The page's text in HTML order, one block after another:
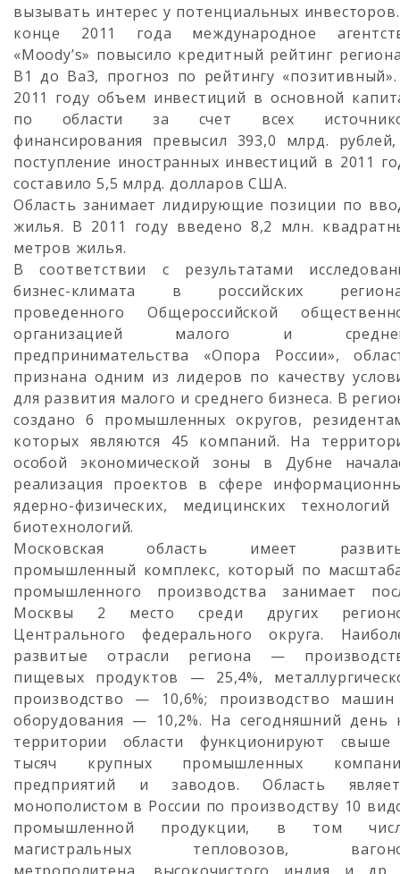
вызывать интерес у потенциальных
конце 2011 года международное
«Moody’s» повысило кредитный рейтинг
B1 до Ba3, прогноз по рейтингу
2011 году объем инвестиций в основной
по области за счет всех
финансирования превысил 393,0 млрд.
поступление иностранных инвестиций в 2011
составило 5,5 млрд. долларов США.
Область занимает лидирующие позиции по
жилья. В 2011 году введено 8,2 млн.
метров жилья.
В соответствии с результатами
бизнес-климата в российских
проведенного Общероссийской
организацией малого и
предпринимательства «Опора России»,
признана одним из лидеров по качеству
для развития малого и среднего бизнеса. В
создано 6 промышленных округов,
которых являются 45 компаний. На
особой экономической зоны в Дубне
реализация проектов в сфере
ядерно-физических, медицинских
биотехнологий.
Московская область имеет
промышленный комплекс, который по
промышленного производства занимает
Москвы 2 место среди других
Центрального федерального округа.
развитые отрасли региона —
пищевых продуктов — 25,4%,
производство — 10,6%; производство
оборудования — 10,2%. На сегодняшний день
территории области функционируют
тысяч крупных промышленных
предприятий и заводов. Область
монополистом в России по производству 10
промышленной продукции, в том
магистральных тепловозов,